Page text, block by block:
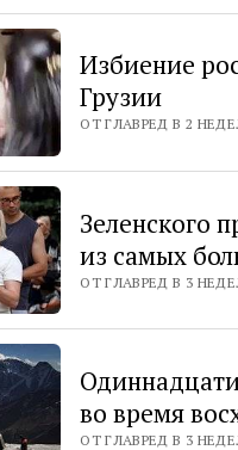
Избиение
Грузии
ОТ ГЛАВРЕД В 2
Зеленского
из самых
ОТ ГЛАВРЕД В 3
во время
ОТ ГЛАВРЕД В 3